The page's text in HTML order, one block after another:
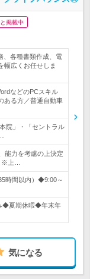
掲載中
、各種書類作成、電
幅広くお任せしま
などのPCスキル
ある方／普通自動車
院」・「セントラル
能力を考慮の上決定
※上…
時間以内）◆9:00～
◆夏期休暇◆年末年
気になる